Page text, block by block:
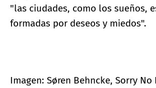
"las ciudades, como los sueños,
formadas por deseos y miedos".
Imagen: Søren Behncke, Sorry No